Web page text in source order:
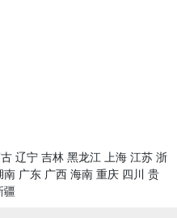
辽宁 吉林 黑龙江 上海 江苏 浙
南 广东 广西 海南 重庆 四川 贵
疆